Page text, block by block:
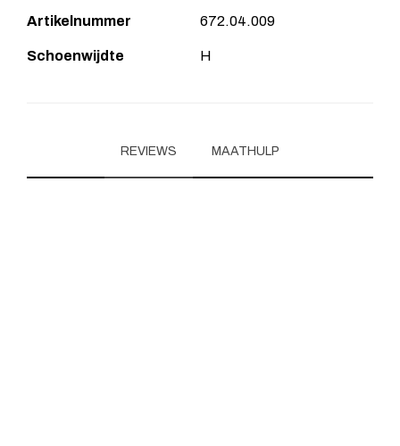
Artikelnummer 672.04.009
Schoenwijdte H
REVIEWS MAATHULP